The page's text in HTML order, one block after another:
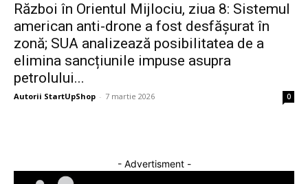
Război în Orientul Mijlociu, ziua 8: Sistemul
american anti-drone a fost desfășurat în
zonă; SUA analizează posibilitatea de a
elimina sancțiunile impuse asupra
petrolului...
Autorii StartUpShop - 7 martie 2026 0
- Advertisment -